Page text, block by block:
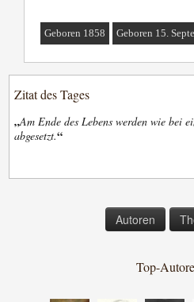
Geboren 1858 Geboren 15.
Zitat des Tages
„Am Ende des Lebens werden wie bei
abgesetzt.“
Autoren
Top-